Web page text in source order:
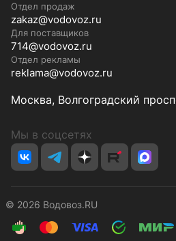
Отдел продаж
zakaz@vodovoz.ru
Для поставщиков
714@vodovoz.ru
Отдел рекламы
reklama@vodovoz.ru
Москва, Волгоградский
Мы в соцсетях
© 2026 Водовоз.RU